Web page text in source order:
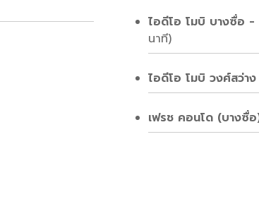
ไอดีโอ โมบิ บางซื่อ -
นาที)
ไอดีโอ โมบิ วงศ์สว่า
เฟรช คอนโด (บางซื่